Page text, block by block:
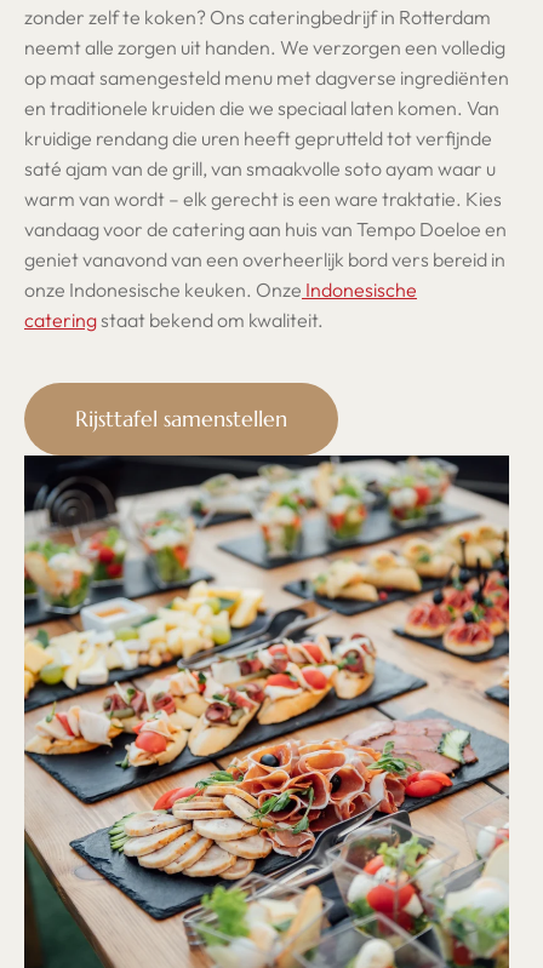
zonder zelf te koken? Ons cateringbedrijf in Rotterdam
neemt alle zorgen uit handen. We verzorgen een volledig
op maat samengesteld menu met dagverse ingrediënten
en traditionele kruiden die we speciaal laten komen. Van
kruidige rendang die uren heeft geprutteld tot verfijnde
saté ajam van de grill, van smaakvolle soto ayam waar u
warm van wordt – elk gerecht is een ware traktatie. Kies
vandaag voor de catering aan huis van Tempo Doeloe en
geniet vanavond van een overheerlijk bord vers bereid in
onze Indonesische keuken. Onze Indonesische
cateringstaat bekend om kwaliteit.
Rijsttafel samenstellen